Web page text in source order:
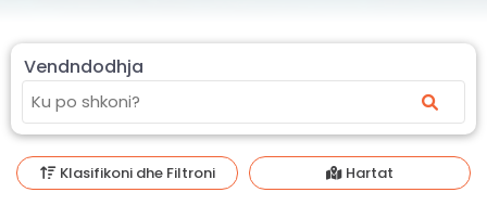
Vendndodhja
Klasifikoni dhe Filtroni Hartat